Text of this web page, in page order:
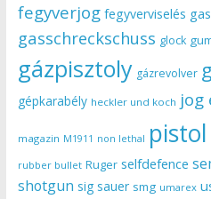
fegyverjog fegyverviselés
gasschreckschuss glock
gázpisztoly gázrevolver
gépkarabély heckler und koch jog
magazin M1911 non lethal pistol
rubber bullet Ruger selfdefence
shotgun sig sauer smg umarex